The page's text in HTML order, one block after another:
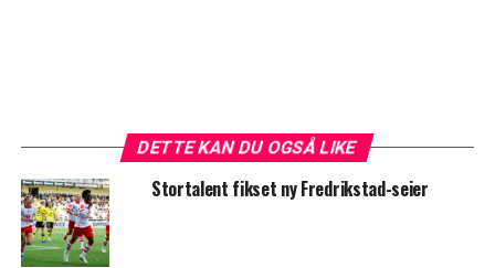
DETTE KAN DU OGSÅ LIKE
Stortalent fikset ny Fredrikstad-seier